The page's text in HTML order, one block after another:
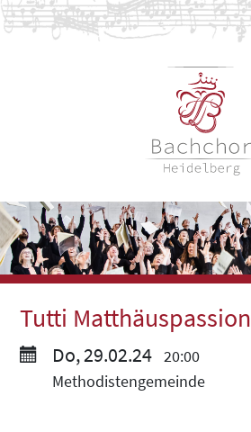
Tutti Matthäuspassion
Do, 29.02.24 20:00
Methodistengemeinde